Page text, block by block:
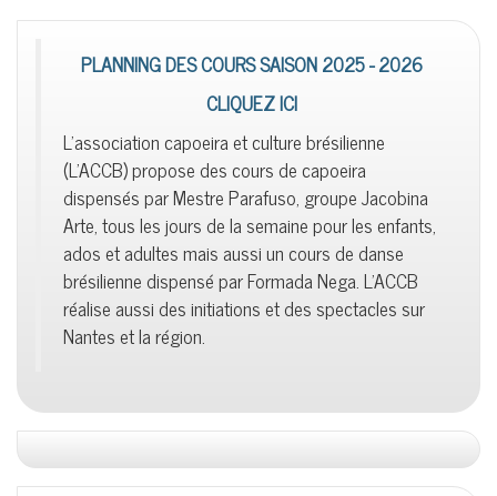
PLANNING DES COURS SAISON 2025 - 2026
CLIQUEZ ICI
L'association capoeira et culture brésilienne
(L'ACCB) propose des cours de capoeira
dispensés par Mestre Parafuso, groupe Jacobina
Arte, tous les jours de la semaine pour les enfants,
ados et adultes mais aussi un cours de danse
brésilienne dispensé par Formada Nega. L'ACCB
réalise aussi des initiations et des spectacles sur
Nantes et la région.